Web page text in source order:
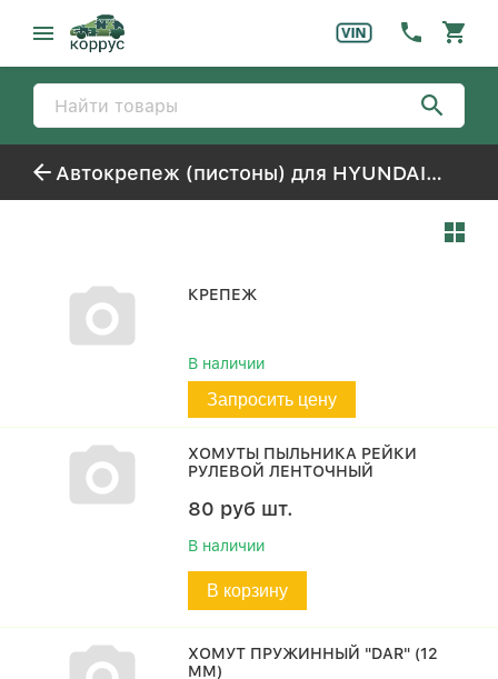
Автокрепеж (пистоны) для HYUNDAI SOLARIS
КРЕПЕЖ
В наличии
Запросить цену
ХОМУТЫ ПЫЛЬНИКА РЕЙКИ
РУЛЕВОЙ ЛЕНТОЧНЫЙ
80 руб шт.
В наличии
В корзину
ХОМУТ ПРУЖИННЫЙ "DAR" (12
ММ)